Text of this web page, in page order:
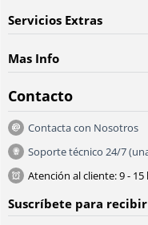
Servicios Extras
Mas Info
Contacto
Contacta con Nosotros
Soporte técnico 24/7
Atención al cliente: 9 -
Suscríbete para